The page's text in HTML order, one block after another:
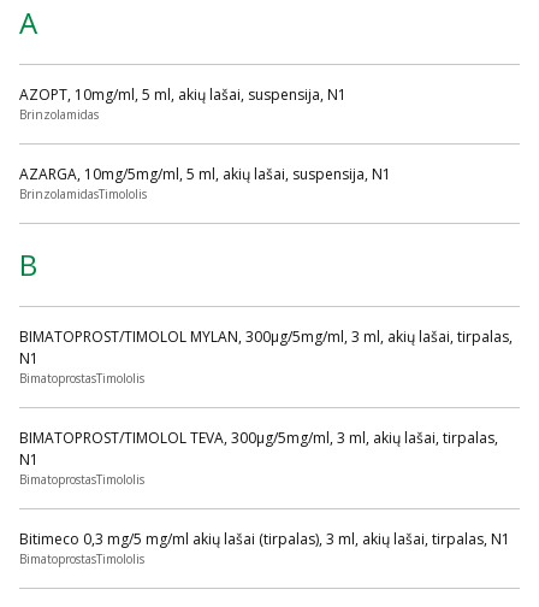
A
AZOPT, 10mg/ml, 5 ml, akių lašai, suspensija, N1
Brinzolamidas
AZARGA, 10mg/5mg/ml, 5 ml, akių lašai, suspensija, N1
BrinzolamidasTimololis
B
BIMATOPROST/TIMOLOL MYLAN, 300µg/5mg/ml, 3 ml, akių lašai, tirpalas,
N1
BimatoprostasTimololis
BIMATOPROST/TIMOLOL TEVA, 300µg/5mg/ml, 3 ml, akių lašai, tirpalas,
N1
BimatoprostasTimololis
Bitimeco 0,3 mg/5 mg/ml akių lašai (tirpalas), 3 ml, akių lašai, tirpalas, N1
BimatoprostasTimololis